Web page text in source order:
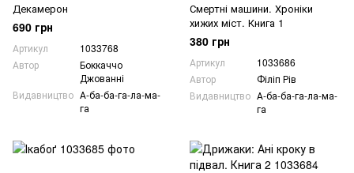
Декамерон
690 грн
Артикул
1033768
Автор
Боккаччо
Джованні
Видавництво А-ба-ба-га-ла-ма-
га
Смертні машини. Хроніки
хижих міст. Книга 1
380 грн
Артикул
1033686
Автор
Філіп Рів
Видавництво А-ба-ба-га-ла-ма-
га